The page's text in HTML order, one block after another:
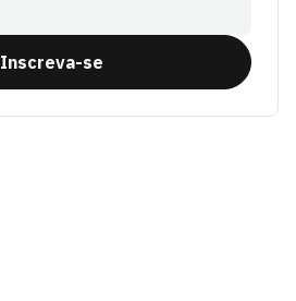
Inscreva-se